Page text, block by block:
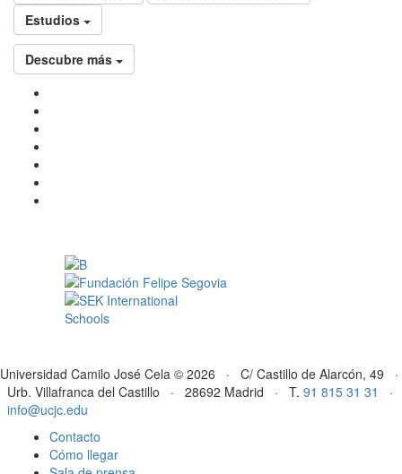
Estudios
Descubre más
Universidad Camilo José Cela © 2026 · C/ Castillo de Alarcón, 49 ·
Urb. Villafranca del Castillo · 28692 Madrid · T. 91 815 31 31
·
info@ucjc.edu
Contacto
Cómo llegar